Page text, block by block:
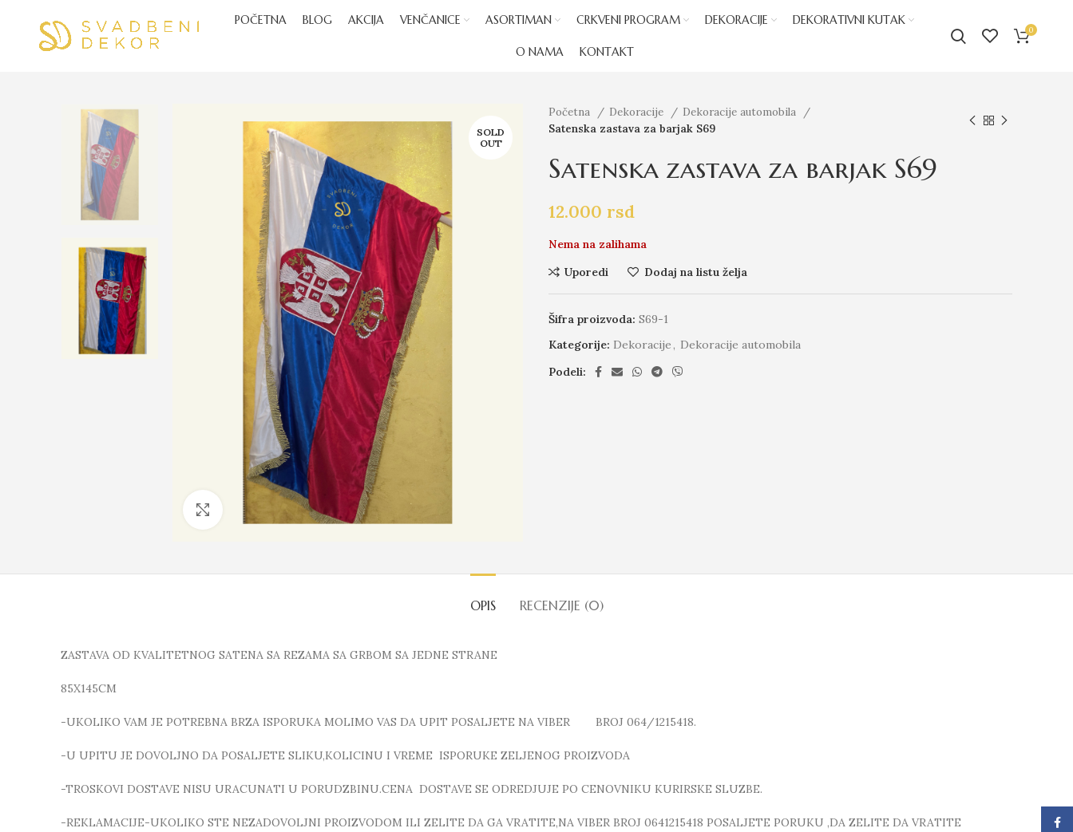
POČETNA BLOG AKCIJA VENČANICE ASORTIMAN CRKVENI PROGRAM DEKORACIJE DEKORATIVNI KUTAK
O NAMA KONTAKT
0
SOLD
OUT
Click to enlarge
Početna Dekoracije
Dekoracije automobila
Satenska zastava za barjak S69
Satenska zastava za barjak S69
12.000 rsd
Nema na zalihama
Uporedi
Dodaj na listu želja
Šifra proizvoda: S69-1
Kategorije: Dekoracije, Dekoracije automobila
Podeli:
OPIS RECENZIJE (0)
ZASTAVA OD KVALITETNOG SATENA SA REZAMA SA GRBOM SA JEDNE STRANE
85X145CM
-UKOLIKO VAM JE POTREBNA BRZA ISPORUKA MOLIMO VAS DA UPIT POSALJETE NA VIBER BROJ 064/1215418.
-U UPITU JE DOVOLJNO DA POSALJETE SLIKU,KOLICINU I VREME ISPORUKE ZELJENOG PROIZVODA
-TROSKOVI DOSTAVE NISU URACUNATI U PORUDZBINU.CENA DOSTAVE SE ODREDJUJE PO CENOVNIKU KURIRSKE SLUZBE.
-REKLAMACIJE-UKOLIKO STE NEZADOVOLJNI PROIZVODOM ILI ZELITE DA GA VRATITE,NA VIBER BROJ 0641215418 POSALJETE PORUKU ,DA ZELITE DA VRATITE